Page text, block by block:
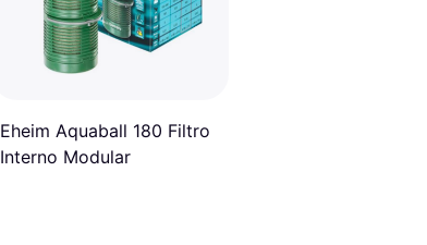
Eheim Aquaball 180 Filtro
Interno Modular